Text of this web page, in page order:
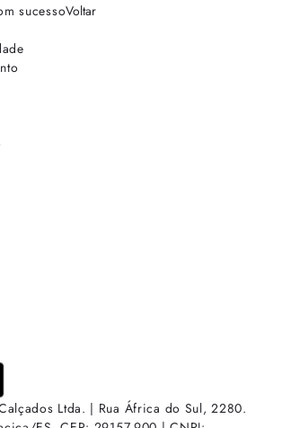
sucessoVoltar
Ltda. | Rua África do Sul, 2280.